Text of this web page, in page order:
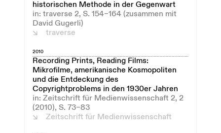
historischen Methode in der Gegenwart
in: traverse 2, S. 154–164 (zusammen mit
David Gugerli)
traverse
2010
Recording Prints, Reading Films:
Mikrofilme, amerikanische Kosmopoliten
und die Entdeckung des
Copyrightproblems in den 1930er Jahren
in: Zeitschrift für Medienwissenschaft 2, 2
(2010), S. 73–83
Zeitschrift für Medienwissenschaft